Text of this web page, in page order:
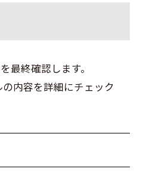
最終確認します。
内容を詳細にチェック